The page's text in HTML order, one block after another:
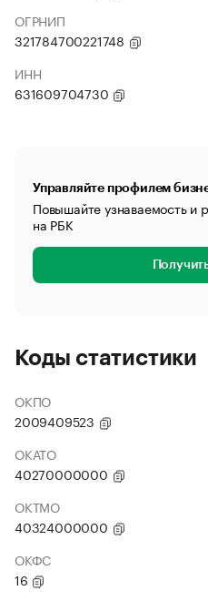
ОГРНИП
321784700221748
ИНН
631609704730
Управляйте профилем
Повышайте узнаваемость и
на РБК
Коды статистики
ОКПО
2009409523
ОКАТО
40270000000
ОКТМО
40324000000
ОКФС
16